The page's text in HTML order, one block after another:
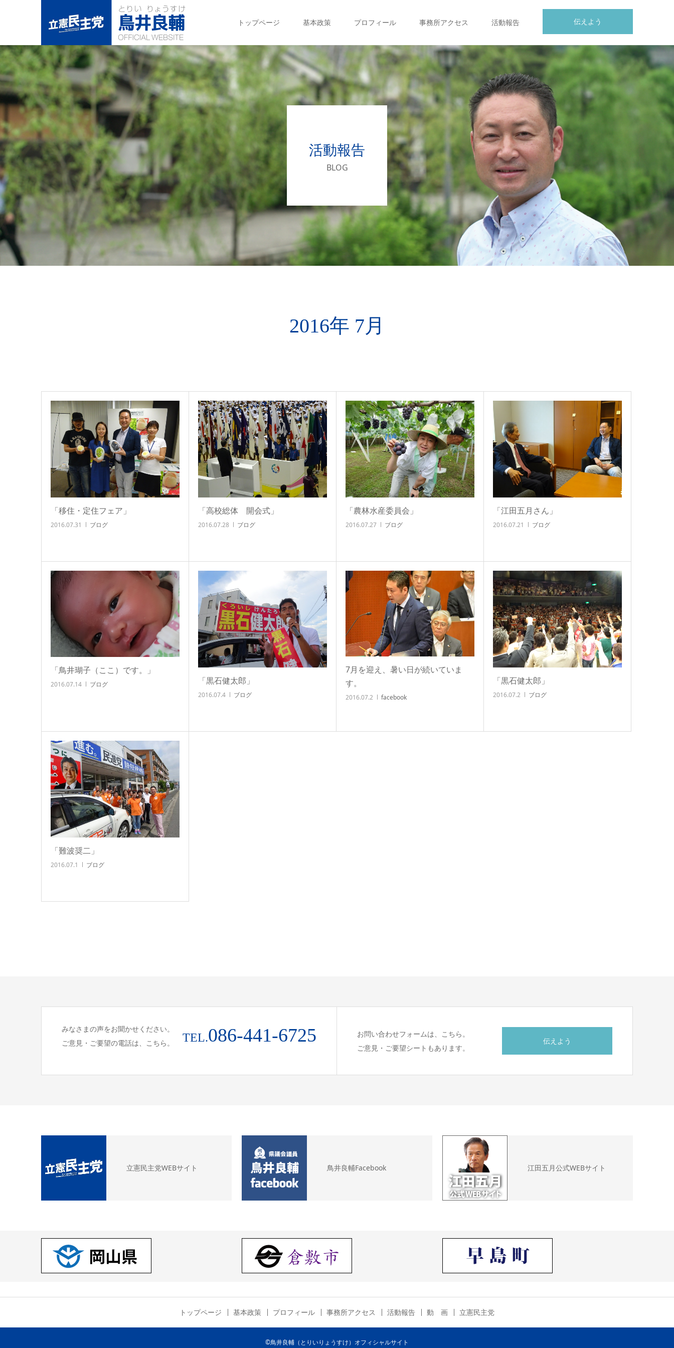
伝えよう
トップページ 基本政策 プロフィール 事務所アクセス 活動報告
活動報告
BLOG
2016年 7月
「移住・定住フェア」
2016.07.31 ブログ
「高校総体 開会式」
2016.07.28 ブログ
「農林水産委員会」
2016.07.27 ブログ
「江田五月さん」
2016.07.21 ブログ
「鳥井瑚子（ここ）です。」
2016.07.14 ブログ 「黒石健太郎」
2016.07.4 ブログ
7月を迎え、暑い日が続いていま
す。
2016.07.2 facebook
「黒石健太郎」
2016.07.2 ブログ
「難波奨二」
2016.07.1 ブログ
みなさまの声をお聞かせください。
ご意見・ご要望の電話は、こちら。
TEL.086-441-6725
お問い合わせフォームは、こちら。
ご意見・ご要望シートもあります。
伝えよう
立憲民主党WEBサイト 鳥井良輔Facebook 江田五月公式WEBサイト
トップページ 基本政策 プロフィール 事務所アクセス 活動報告 動 画 立憲民主党
©鳥井良輔（とりいりょうすけ）オフィシャルサイト